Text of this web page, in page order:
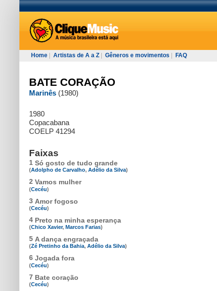
Home Artistas de A a Z Gêneros e movimentos FAQ
BATE CORAÇÃO
Marinês (1980)
1980
Copacabana
COELP 41294
Faixas
1 Só gosto de tudo grande
(Adolpho de Carvalho, Adélio da Silva)
2 Vamos mulher
(Cecéu)
3 Amor fogoso
(Cecéu)
4 Preto na minha esperança
(Chico Xavier, Marcos Farias)
5 A dança engraçada
(Zé Pretinho da Bahia, Adélio da Silva)
6 Jogada fora
(Cecéu)
7 Bate coração
(Cecéu)